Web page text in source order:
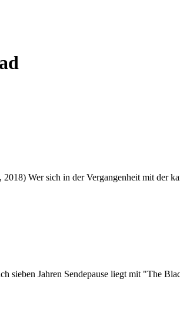
Wer sich in der Vergangenheit mit der
sieben Jahren Sendepause liegt mit "The